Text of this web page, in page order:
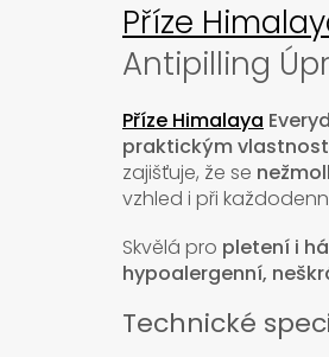
Příze
Antipilling
Příze Himalaya
praktickým
zajišťuje, že se
vzhled i při
Skvělá pro pletení i
hypoalergenní,
Technické